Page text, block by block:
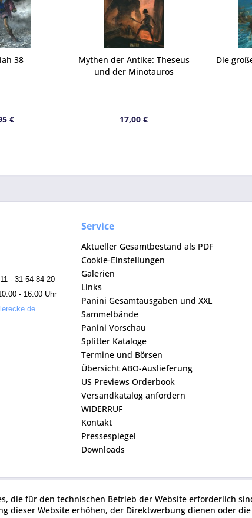
38
€
Mythen der Antike: Theseus
und der Minotauros
17,00 €
Die
- 31 54 84 20
- 16:00 Uhr
Service
Aktueller Gesamtbestand als PDF
Cookie-Einstellungen
Galerien
Links
Panini Gesamtausgaben und XXL
Sammelbände
Panini Vorschau
Splitter Kataloge
Termine und Börsen
Übersicht ABO-Auslieferung
US Previews Orderbook
Versandkatalog anfordern
WIDERRUF
Kontakt
Pressespiegel
Downloads
die für den technischen Betrieb der Website erforderlich
dieser Website erhöhen, der Direktwerbung dienen oder